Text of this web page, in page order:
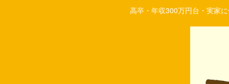
高卒・年収300万円台・実家